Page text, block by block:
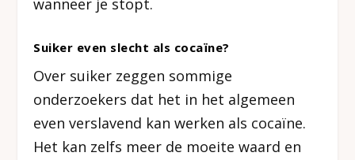
wanneer je stopt.
Suiker even slecht als cocaïne?
Over suiker zeggen sommige
onderzoekers dat het in het algemeen
even verslavend kan werken als cocaïne.
Het kan zelfs meer de moeite waard en